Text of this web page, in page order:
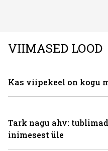
VIIMASED LOOD
Kas viipekeel on kogu
Tark nagu ahv:
inimesest üle